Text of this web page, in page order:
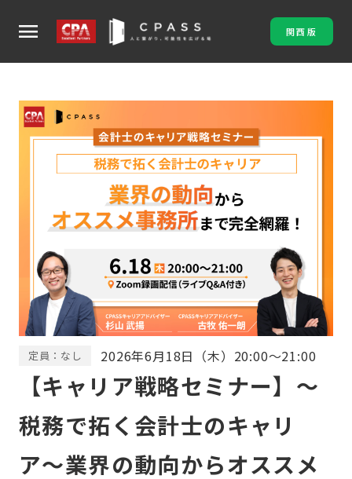
menu 関西版
定員：なし 2026年6月18日（木）20:00～21:00
【キャリア戦略セミナー】〜
税務で拓く会計士のキャリ
ア〜業界の動向からオススメ